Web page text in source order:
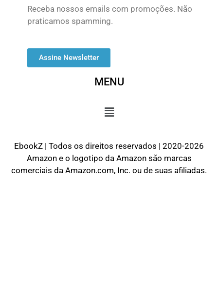
Receba nossos emails com promoções. Não
praticamos spamming.
Assine Newsletter
MENU
EbookZ | Todos os direitos reservados | 2020-2026
Amazon e o logotipo da Amazon são marcas
comerciais da Amazon.com, Inc. ou de suas afiliadas.